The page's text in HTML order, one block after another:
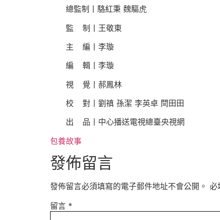
總監制丨駱紅秉 魏驅虎
監 制丨王敬東
主 編丨李璇
編 輯丨李璇
視 覺丨郝鳳林
校 對丨劉禛 孫潔 李英卓 閆田田
出 品丨中心播送電視總臺央視網
包養故事
發佈留言
發佈留言必須填寫的電子郵件地址不會公開。 必
留言 *